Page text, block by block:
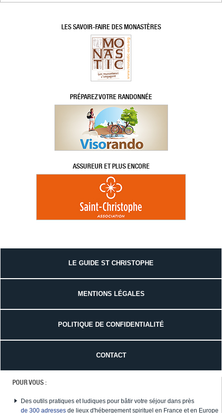
LES SAVOIR-FAIRE DES MONASTÈRES
PRÉPAREZ VOTRE RANDONNÉE
ASSUREUR ET PLUS ENCORE
LE GUIDE ST CHRISTOPHE
MENTIONS LÉGALES
POLITIQUE DE CONFIDENTIALITÉ
CONTACT
POUR VOUS :
Des outils pratiques et ludiques pour bâtir votre séjour dans près
de 300 adresses de lieux d'hébergement spirituel en France et en Europe